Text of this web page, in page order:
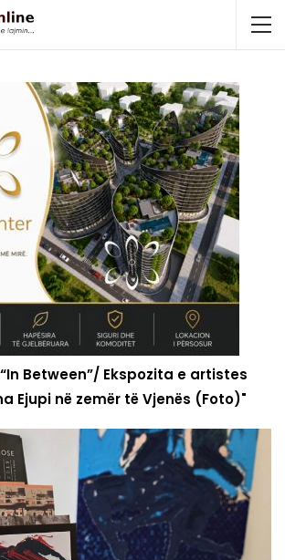
Between”/ Ekspozita e artistes
Ejupi në zemër të Vjenës (Foto)"